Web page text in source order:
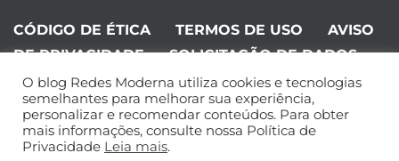
CÓDIGO DE ÉTICA TERMOS DE USO
AVISO
DE PRIVACIDADE
SOLICITAÇÃO DE DADOS
©Editora Moderna 2024. Todos os
direitos reservados.
O blog Redes Moderna utiliza cookies e tecnologias
semelhantes para melhorar sua experiência,
personalizar e recomendar conteúdos. Para obter
mais informações, consulte nossa Política de
Privacidade Leia mais.